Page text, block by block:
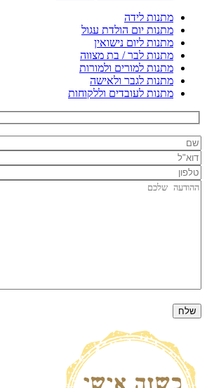
מתנות לידה
מתנות יום הולדת עגול
מתנות ליום נישואין
מתנות לבר / בת מצווה
מתנות למורים ולמורות
מתנות לגבר ולאישה
מתנות לעובדים וללקוחות